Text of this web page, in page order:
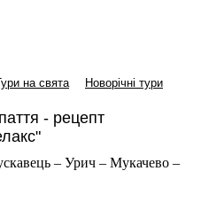
на свята
Новорічні тури
- рецепт
– Урич – Мукачево –